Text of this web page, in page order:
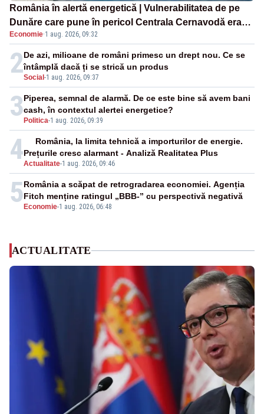
România în alertă energetică | Vulnerabilitatea de pe
Dunăre care pune în pericol Centrala Cernavodă era
cunoscută de pe vremea lui Ceaușescu
Economie·1 aug. 2026, 09:32
2Social -1 aug. 2026, 09:37
De azi, milioane de români primesc un drept nou. Ce se
întâmplă dacă ți se strică un produs
3 Politica-1 aug. 2026, 09:39
Piperea, semnal de alarmă. De ce este bine să avem bani
cash, în contextul alertei energetice?
4Actualitate-1 aug. 2026, 09:46
România, la limita tehnică a importurilor de energie.
Prețurile cresc alarmant - Analiză Realitatea Plus
5 Economie-1 aug. 2026, 06:48
România a scăpat de retrogradarea economiei. Agenția
Fitch menține ratingul „BBB-” cu perspectivă negativă
ACTUALITATE